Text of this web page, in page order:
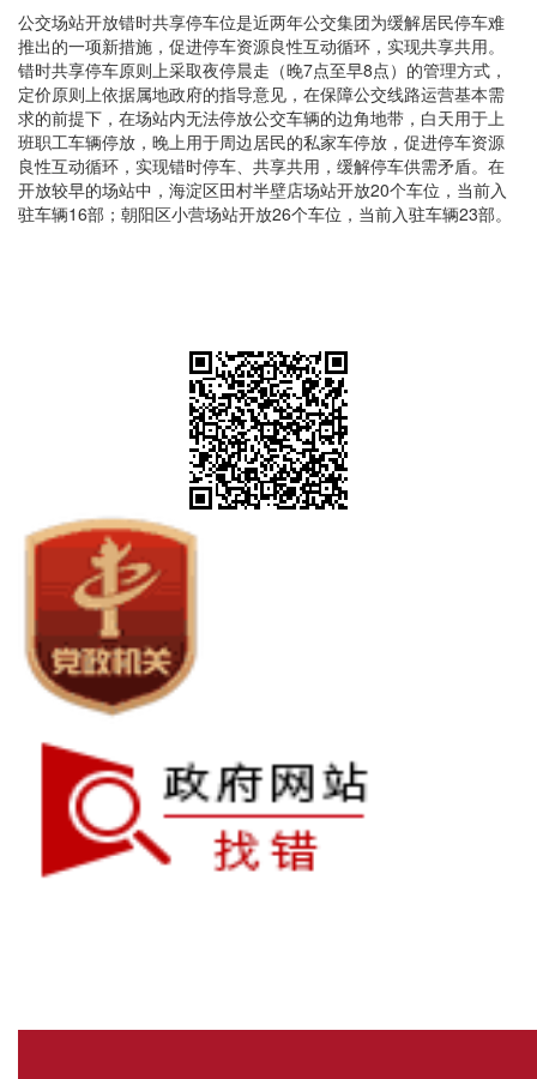
公交场站开放错时共享停车位是近两年公交集团为缓解居民停车难
推出的一项新措施，促进停车资源良性互动循环，实现共享共用。
错时共享停车原则上采取夜停晨走（晚7点至早8点）的管理方式，
定价原则上依据属地政府的指导意见，在保障公交线路运营基本需
求的前提下，在场站内无法停放公交车辆的边角地带，白天用于上
班职工车辆停放，晚上用于周边居民的私家车停放，促进停车资源
良性互动循环，实现错时停车、共享共用，缓解停车供需矛盾。在
开放较早的场站中，海淀区田村半壁店场站开放20个车位，当前入
驻车辆16部；朝阳区小营场站开放26个车位，当前入驻车辆23部。